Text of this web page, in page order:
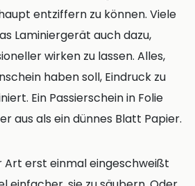
entziffern zu können. Viele
Laminiergerät auch dazu,
wirken zu lassen. Alles,
haben soll, Eindruck zu
Ein Passierschein in Folie
aus als ein dünnes Blatt Papier.
Art erst einmal eingeschweißt